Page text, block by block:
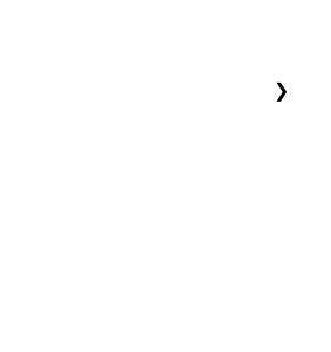
❯